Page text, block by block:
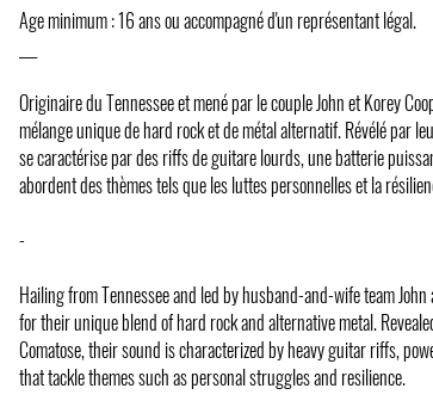
Age minimum : 16 ans ou accompagné d'un représentant légal.
Originaire du Tennessee et mené par le couple John et Korey
mélange unique de hard rock et de métal alternatif. Révélé par
se caractérise par des riffs de guitare lourds, une batterie
abordent des thèmes tels que les luttes personnelles et la
-
Hailing from Tennessee and led by husband-and-wife team
for their unique blend of hard rock and alternative metal.
Comatose, their sound is characterized by heavy guitar riffs,
that tackle themes such as personal struggles and resilience.